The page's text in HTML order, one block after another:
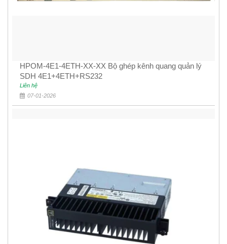
HPOM-4E1-4ETH-XX-XX Bộ ghép kênh quang quản lý
SDH 4E1+4ETH+RS232
Liên hệ
07-01-2026